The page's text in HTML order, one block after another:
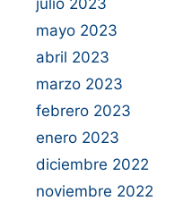
mayo 2023
abril 2023
marzo 2023
febrero 2023
enero 2023
diciembre 2022
noviembre 2022